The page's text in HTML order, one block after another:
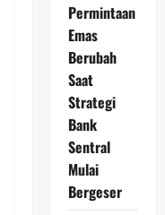
Permintaan
Emas
Berubah
Saat
Strategi
Bank
Sentral
Mulai
Bergeser